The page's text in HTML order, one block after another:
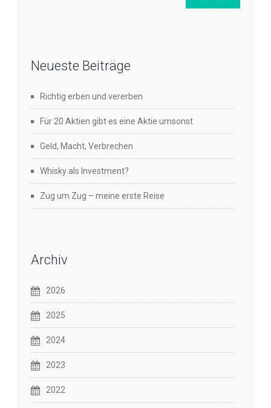
Neueste Beiträge
Richtig erben und vererben
Für 20 Aktien gibt es eine Aktie umsonst
Geld, Macht, Verbrechen
Whisky als Investment?
Zug um Zug – meine erste Reise
Archiv
2026
2025
2024
2023
2022